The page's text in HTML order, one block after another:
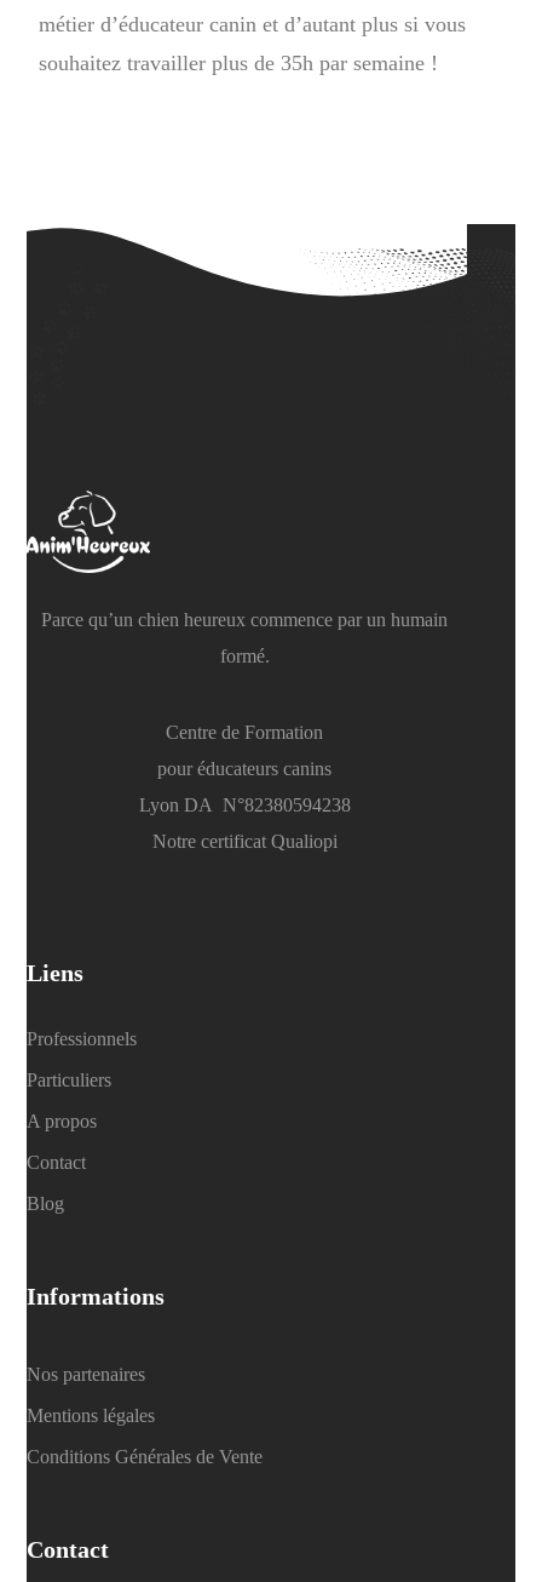
métier d’éducateur canin et d’autant plus si vous
souhaitez travailler plus de 35h par semaine !
Parce qu’un chien heureux commence par un humain
formé.
Centre de Formation
pour éducateurs canins
Lyon DA N°82380594238
Notre certificat Qualiopi
Liens
Professionnels
Particuliers
A propos
Contact
Blog
Informations
Nos partenaires
Mentions légales
Conditions Générales de Vente
Contact